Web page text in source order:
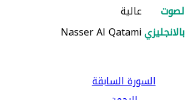
عالية
Nasser Al Qatami
السورة السابقة